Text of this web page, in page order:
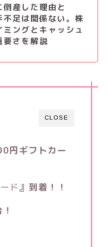
倒産した理由と
不足は関係ない。株
ングとキャッシュ
要さを解説
CLOSE
円ギフトカー
ド』到着！！